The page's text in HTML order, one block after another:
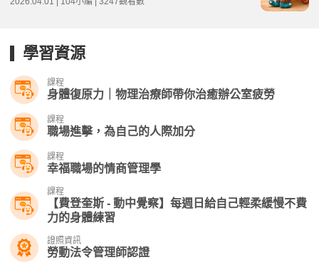
學習資源
課程
身體復原力｜物理治療師帶你治癒辦公室疲勞
課程
職場進擊，為自己的人際加分
課程
幸福職場的情商管理學
課程
【費登奎斯 - 動中覺察】每週日給自己輕柔緩慢不費
力的身體練習
證照資訊
勞動法令管理師認證